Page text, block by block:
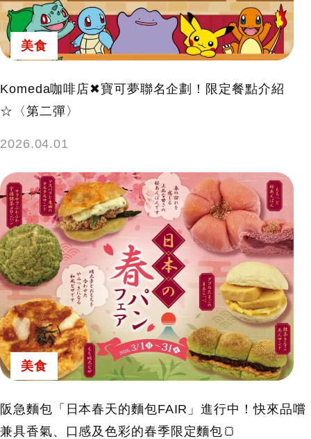
美食
Komeda咖啡店✖寶可夢聯名企劃！限定餐點介紹
☆〈第二彈〉
2026.04.01
美食
阪急麵包「日本春天的麵包FAIR」進行中！快來品嚐
兼具香氣、口感及色彩的春季限定麵包🍞